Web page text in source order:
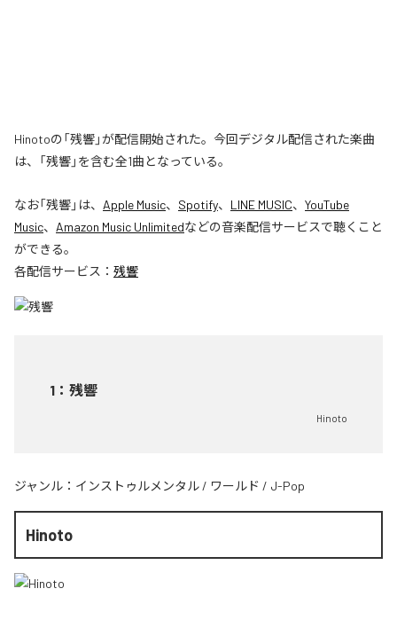
Hinotoの「残響」が配信開始された。今回デジタル配信された楽曲
は、「残響」を含む全1曲となっている。
なお「残響」は、 Apple Music、 Spotify、 LINE MUSIC、 YouTube
Music、 Amazon Music Unlimitedなどの音楽配信サービスで聴くこと
ができる。
各配信サービス： 残響
1 ： 残響
Hinoto
ジャンル： インストゥルメンタル / ワールド / J-Pop
Hinoto